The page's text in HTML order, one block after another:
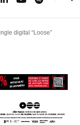
digital “Loose”